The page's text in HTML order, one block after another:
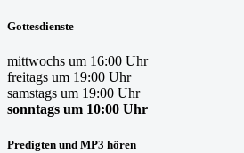
Gottesdienste
mittwochs um 16:00 Uhr
freitags um 19:00 Uhr
samstags um 19:00 Uhr
sonntags um 10:00 Uhr
Predigten und MP3 hören